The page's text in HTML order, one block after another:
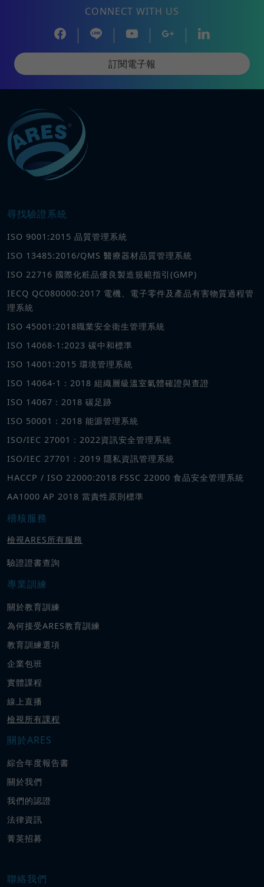
CONNECT WITH US
訂閱電子報
尋找驗證系統
ISO 9001:2015 品質管理系統
ISO 13485:2016/QMS 醫療器材品質管理系統
ISO 22716 國際化粧品優良製造規範指引(GMP)
IECQ QC080000:2017 電機、電子零件及產品有害物質過程管
理系統
ISO 45001:2018職業安全衛生管理系統
ISO 14068-1:2023 碳中和標準
ISO 14001:2015 環境管理系統
ISO 14064-1：2018 組織層級溫室氣體確證與查證
ISO 14067：2018 碳足跡
ISO 50001：2018 能源管理系統
ISO/IEC 27001：2022資訊安全管理系統
ISO/IEC 27701：2019 隱私資訊管理系統
HACCP / ISO 22000:2018 FSSC 22000 食品安全管理系統
AA1000 AP 2018 當責性原則標準
稽核服務
檢視ARES所有服務
驗證證書查詢
專業訓練
關於教育訓練
為何接受ARES教育訓練
教育訓練選項
企業包班
實體課程
線上直播
檢視所有課程
關於ARES
綜合年度報告書
關於我們
我們的認證
法律資訊
菁英招募
聯絡我們